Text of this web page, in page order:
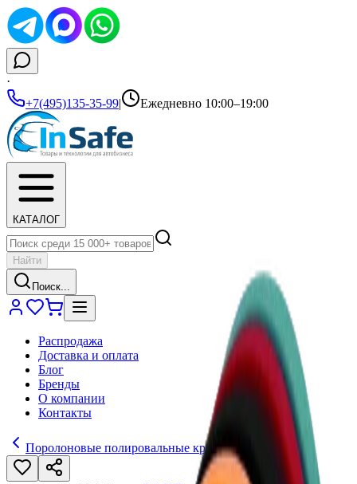
·
+7(495)135-35-99| Ежедневно 10:00–19:00
КАТАЛОГ
Найти
Поиск...
Распродажа
Доставка и оплата
Блог
Бренды
О компании
Контакты
Поролоновые полировальные круги